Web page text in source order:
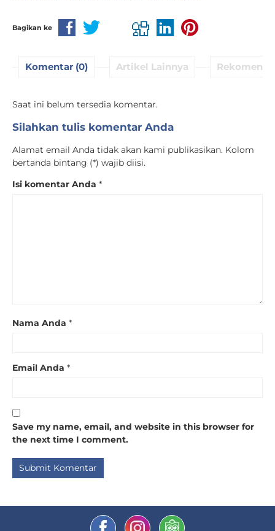
Bagikan ke
Komentar (0) Artikel Lainnya
Saat ini belum tersedia komentar.
Silahkan tulis komentar Anda
Alamat email Anda tidak akan kami publikasikan. Kolom
bertanda bintang (*) wajib diisi.
Isi komentar Anda *
Nama Anda *
Email Anda *
Save my name, email, and website in this browser for
the next time I comment.